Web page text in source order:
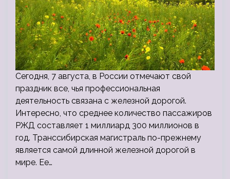
Сегодня, 7 августа, в России отмечают свой
праздник все, чья профессиональная
деятельность связана с железной дорогой.
Интересно, что среднее количество пассажиров
РЖД составляет 1 миллиард 300 миллионов в
год. Транссибирская магистраль по-прежнему
является самой длинной железной дорогой в
мире. Ее…